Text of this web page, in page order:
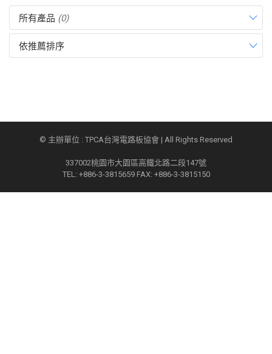
所有產品 (0)
依推薦排序
© 主辦單位 : TPCA台灣電路板協會 | All Rights Reserved
337002桃園市大園區高鐵北路二段147號
TEL: +886-3-3815659 FAX: +886-3-3815150